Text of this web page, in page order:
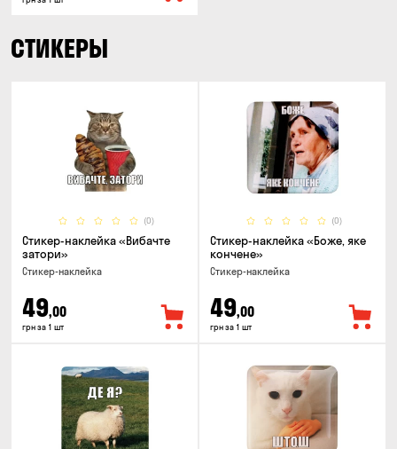
СТИКЕРЫ
(0)
Стикер-наклейка «Вибачте
затори»
Стикер-наклейка
49,00
грн за 1 шт
(0)
Стикер-наклейка «Боже, яке
кончене»
Стикер-наклейка
49,00
грн за 1 шт